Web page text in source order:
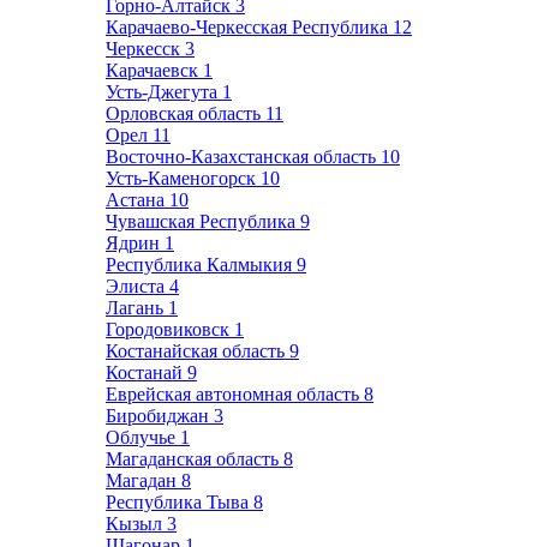
Горно-Алтайск 3
Карачаево-Черкесская Республика 12
Черкесск 3
Карачаевск 1
Усть-Джегута 1
Орловская область 11
Орел 11
Восточно-Казахстанская область 10
Усть-Каменогорск 10
Астана 10
Чувашская Республика 9
Ядрин 1
Республика Калмыкия 9
Элиста 4
Лагань 1
Городовиковск 1
Костанайская область 9
Костанай 9
Еврейская автономная область 8
Биробиджан 3
Облучье 1
Магаданская область 8
Магадан 8
Республика Тыва 8
Кызыл 3